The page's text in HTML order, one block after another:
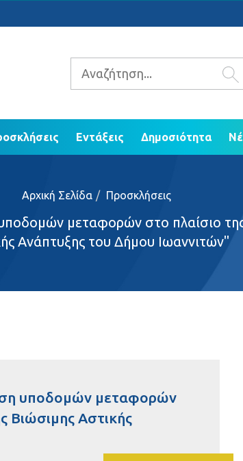
Εντάξεις Δημοσιότητα
Αρχική Σελίδα Προσκλήσεις
μεταφορών στο πλαίσιο της
Ανάπτυξης του Δήμου Ιωαννιτών"
υποδομών μεταφορών
Βιώσιμης Αστικής